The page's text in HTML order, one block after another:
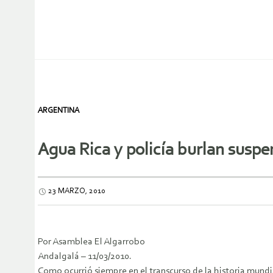
ARGENTINA
Agua Rica y policía burlan
23 MARZO, 2010
Por Asamblea El Algarrobo
Andalgalá – 11/03/2010.